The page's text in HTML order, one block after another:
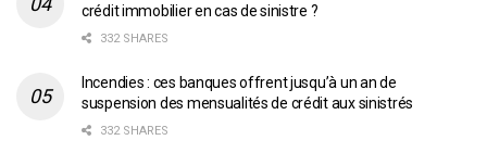
crédit immobilier en cas de sinistre ?
332 SHARES
Incendies : ces banques offrent jusqu’à un an de
suspension des mensualités de crédit aux sinistrés
332 SHARES